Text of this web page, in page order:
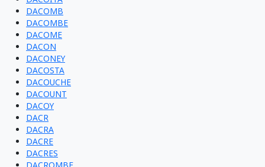
DACOMB
DACOMBE
DACOME
DACON
DACONEY
DACOSTA
DACOUCHE
DACOUNT
DACOY
DACR
DACRA
DACRE
DACRES